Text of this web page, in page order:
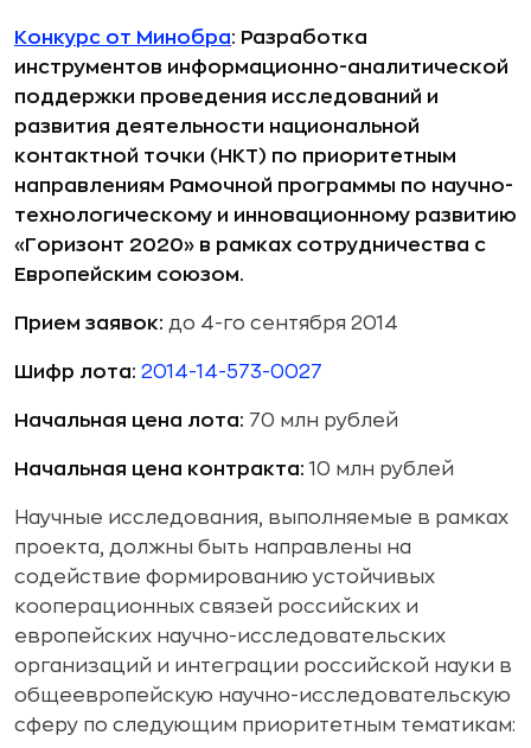
Конкурс от Минобра: Разработка
инструментов информационно-аналитической
поддержки проведения исследований и
развития деятельности национальной
контактной точки (НКТ) по приоритетным
направлениям Рамочной программы по научно-
технологическому и инновационному развитию
«Горизонт 2020» в рамках сотрудничества с
Европейским союзом.
Прием заявок: до 4-го сентября 2014
Шифр лота: 2014-14-573-0027
Начальная цена лота: 70 млн рублей
Начальная цена контракта: 10 млн рублей
Научные исследования, выполняемые в рамках
проекта, должны быть направлены на
содействие формированию устойчивых
кооперационных связей российских и
европейских научно-исследовательских
организаций и интеграции российской науки в
общеевропейскую научно-исследовательскую
сферу по следующим приоритетным тематикам: